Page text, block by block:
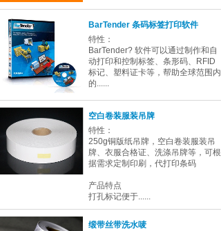
BarTender 条码标签打印软件
特性：
BarTender? 软件可以通过制作和自
动打印和控制标签、条形码、RFID
标记、塑料证卡等，帮助全球范围内
的......
空白卷装服装吊牌
特性：
250g铜版纸吊牌，空白卷装服装吊
牌、衣服合格证、洗涤吊牌等，可根
据需求定制印刷，代打印条码
产品特点
打孔标记便于......
缎带丝带洗水唛